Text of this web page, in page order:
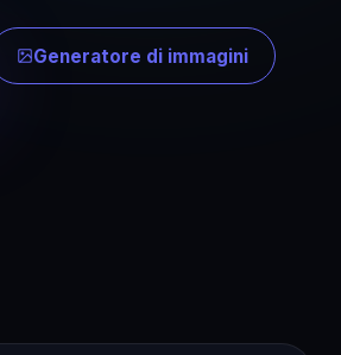
Generatore di immagini